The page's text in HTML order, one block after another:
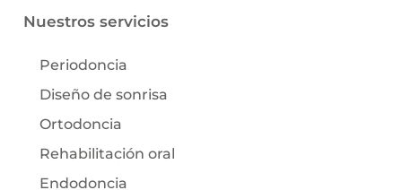
Nuestros servicios
Periodoncia
Diseño de sonrisa
Ortodoncia
Rehabilitación oral
Endodoncia